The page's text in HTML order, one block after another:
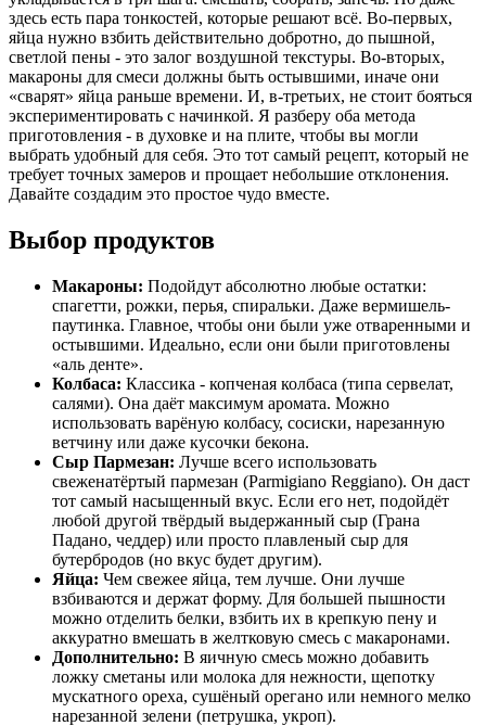
здесь есть пара тонкостей, которые решают всё. Во-первых,
яйца нужно взбить действительно добротно, до пышной,
светлой пены - это залог воздушной текстуры. Во-вторых,
макароны для смеси должны быть остывшими, иначе они
«сварят» яйца раньше времени. И, в-третьих, не стоит бояться
экспериментировать с начинкой. Я разберу оба метода
приготовления - в духовке и на плите, чтобы вы могли
выбрать удобный для себя. Это тот самый рецепт, который не
требует точных замеров и прощает небольшие отклонения.
Давайте создадим это простое чудо вместе.
Выбор продуктов
Макароны: Подойдут абсолютно любые остатки:
спагетти, рожки, перья, спиральки. Даже вермишель-
паутинка. Главное, чтобы они были уже отваренными и
остывшими. Идеально, если они были приготовлены
«аль денте».
Колбаса: Классика - копченая колбаса (типа сервелат,
салями). Она даёт максимум аромата. Можно
использовать варёную колбасу, сосиски, нарезанную
ветчину или даже кусочки бекона.
Сыр Пармезан: Лучше всего использовать
свеженатёртый пармезан (Parmigiano Reggiano). Он даст
тот самый насыщенный вкус. Если его нет, подойдёт
любой другой твёрдый выдержанный сыр (Грана
Падано, чеддер) или просто плавленый сыр для
бутербродов (но вкус будет другим).
Яйца: Чем свежее яйца, тем лучше. Они лучше
взбиваются и держат форму. Для большей пышности
можно отделить белки, взбить их в крепкую пену и
аккуратно вмешать в желтковую смесь с макаронами.
Дополнительно: В яичную смесь можно добавить
ложку сметаны или молока для нежности, щепотку
мускатного ореха, сушёный орегано или немного мелко
нарезанной зелени (петрушка, укроп).